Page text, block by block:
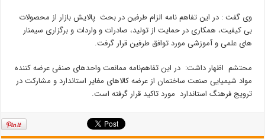
وی گفت : در این تفاهم نامه الزام طرفین در بحث پالایش بازار از محصولات
بی کیفیت، همکاری در حمایت از تولید، صادرات و واردات و برگزاری سیمنار
های علمی و آموزشی مورد توافق طرفین قرار گرفت.
محتشم اظهار داشت: در این تفاهم‌نامه ممانعت واحدهای صنفی عرضه کننده
مواد شیمیایی صنعت ساختمان از عرضه کالاهای مغایر استاندارد و مشارکت در
ترویج فرهنگ استاندارد مورد تاکید قرار گرفته است.